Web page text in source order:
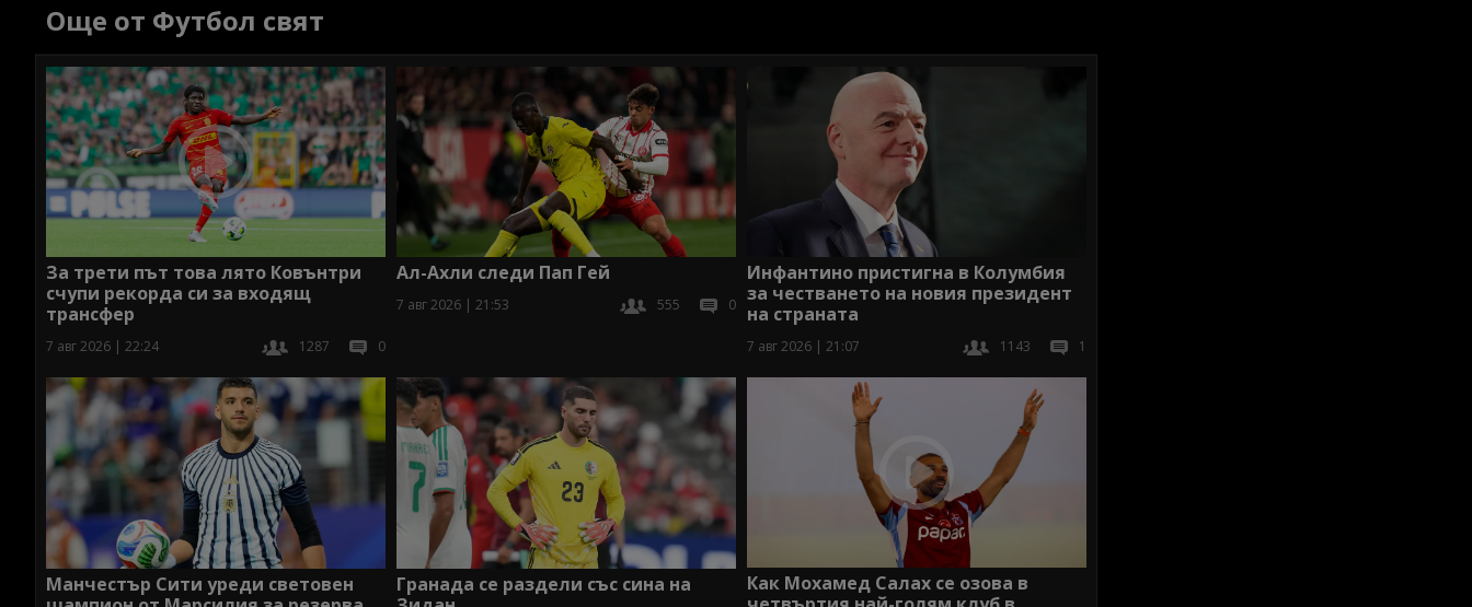
Още от Футбол свят
За трети път това лято Ковънтри
счупи рекорда си за входящ
трансфер
7 авг 2026 | 22:24 1287 0
Ал-Ахли следи Пап Гей
7 авг 2026 | 21:53 555 0
Инфантино пристигна в Колумбия
за честването на новия президент
на страната
7 авг 2026 | 21:07 1143 1
Манчестър Сити уреди световен
Гранада се раздели със сина на
Как Мохамед Салах се озова в